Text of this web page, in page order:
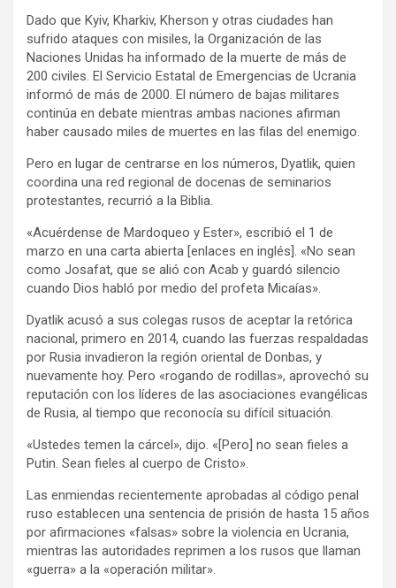
Dado que Kyiv, Kharkiv, Kherson y otras ciudades han
sufrido ataques con misiles, la Organización de las
Naciones Unidas ha informado de la muerte de más de
200 civiles. El Servicio Estatal de Emergencias de Ucrania
informó de más de 2000. El número de bajas militares
continúa en debate mientras ambas naciones afirman
haber causado miles de muertes en las filas del enemigo.
Pero en lugar de centrarse en los números, Dyatlik, quien
coordina una red regional de docenas de seminarios
protestantes, recurrió a la Biblia.
«Acuérdense de Mardoqueo y Ester», escribió el 1 de
marzo en una carta abierta [enlaces en inglés]. «No sean
como Josafat, que se alió con Acab y guardó silencio
cuando Dios habló por medio del profeta Micaías».
Dyatlik acusó a sus colegas rusos de aceptar la retórica
nacional, primero en 2014, cuando las fuerzas respaldadas
por Rusia invadieron la región oriental de Donbas, y
nuevamente hoy. Pero «rogando de rodillas», aprovechó su
reputación con los líderes de las asociaciones evangélicas
de Rusia, al tiempo que reconocía su difícil situación.
«Ustedes temen la cárcel», dijo. «[Pero] no sean fieles a
Putin. Sean fieles al cuerpo de Cristo».
Las enmiendas recientemente aprobadas al código penal
ruso establecen una sentencia de prisión de hasta 15 años
por afirmaciones «falsas» sobre la violencia en Ucrania,
mientras las autoridades reprimen a los rusos que llaman
«guerra» a la «operación militar».